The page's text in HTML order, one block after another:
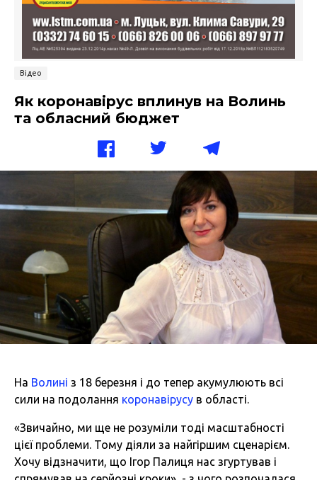
Відео
Як коронавірус вплинув на Волинь
та обласний бюджет
На Волині з 18 березня і до тепер акумулюють всі
сили на подолання коронавірусу в області.
«Звичайно, ми ще не розуміли тоді масштабності
цієї проблеми. Тому діяли за найгіршим сценарієм.
Хочу відзначити, що Ігор Палиця нас згуртував і